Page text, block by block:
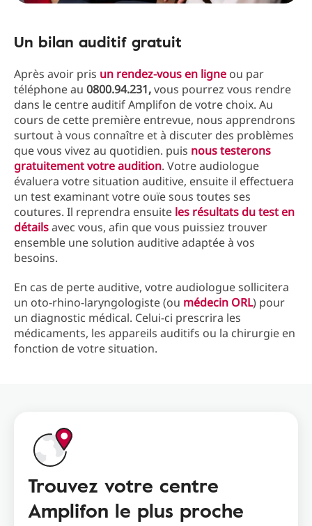
Un bilan auditif gratuit
Après avoir pris un rendez-vous en ligne ou par
téléphone au 0800.94.231,vous pourrez vous rendre
dans le centre auditif Amplifon de votre choix. Au
cours de cette première entrevue, nous apprendrons
surtout à vous connaître et à discuter des problèmes
que vous vivez au quotidien. puis nous testerons
gratuitement votre audition. Votre audiologue
évaluera votre situation auditive, ensuite il effectuera
un test examinant votre ouïe sous toutes ses
coutures. Il reprendra ensuite les résultats du test en
détailsavec vous, afin que vous puissiez trouver
ensemble une solution auditive adaptée à vos
besoins.
En cas de perte auditive, votre audiologue sollicitera
un oto-rhino-laryngologiste (ou médecin ORL) pour
un diagnostic médical. Celui-ci prescrira les
médicaments, les appareils auditifs ou la chirurgie en
fonction de votre situation.
Trouvez votre centre
Amplifon le plus proche